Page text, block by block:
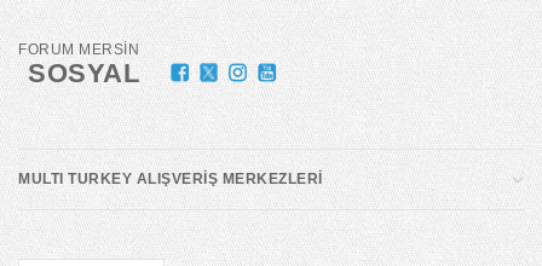
FORUM MERSİN
SOSYAL
MULTI TURKEY ALIŞVERİŞ MERKEZLERİ